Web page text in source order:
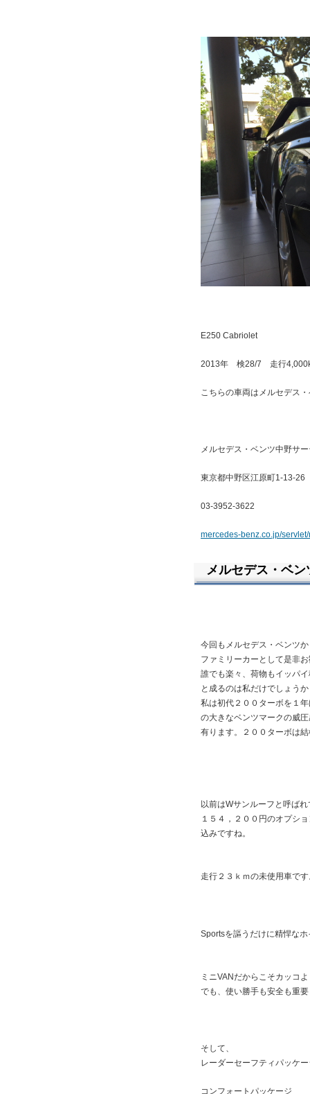
E250 Cabriolet
2013年 検28/7 走行
こちらの車両はメルセデス
メルセデス・ベンツ中野サ
東京都中野区江原町1-13-26
03-3952-3622
mercedes-benz.co.jp/
メルセデス・ベ
今回もメルセデス・ベンツ
ファミリーカーとして是非
誰でも楽々、荷物もイッパ
と成るのは私だけでしょう
私は初代２００ターボを１
の大きなベンツマークの威
有ります。２００ターボは
以前はWサンルーフと呼ば
１５４，２００円のオプシ
込みですね。
走行２３ｋｍの未使用車で
Sportsを謳うだけに精悍なホ
ミニVANだからこそカッコ
でも、使い勝手も安全も重
そして、
レーダーセーフティパッケ
コンフォートパッケー